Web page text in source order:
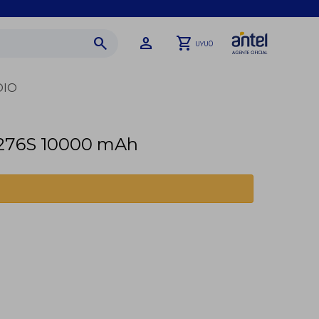
UYU0
10000 mAh